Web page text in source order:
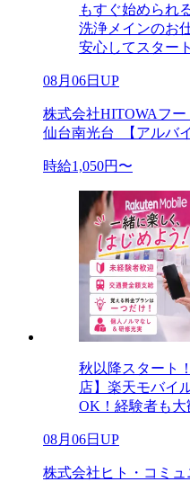
もすぐ始められ
洗浄メインのお
安心してスター
08月06日UP
株式会社HITOWAフ
仙台南光台_【アルバ
時給1,050円〜
秋以降スタート
店】楽天モバイ
OK！経験者も大
08月06日UP
株式会社ヒト・コミ